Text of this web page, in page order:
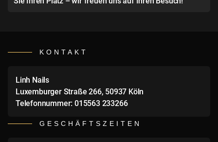
KONTAKT
Linh Nails
Luxemburger Straße 266, 50937 Köln
Telefonnummer: 015563 233266
GESCHÄFTSZEITEN